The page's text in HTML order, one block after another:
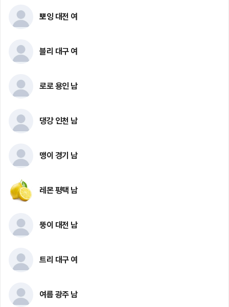
뽀잉 대전 여
블리 대구 여
로로 용인 남
댕강 인천 남
맹이 경기 남
레몬 평택 남
뚱이 대전 남
트리 대구 여
여름 광주 남